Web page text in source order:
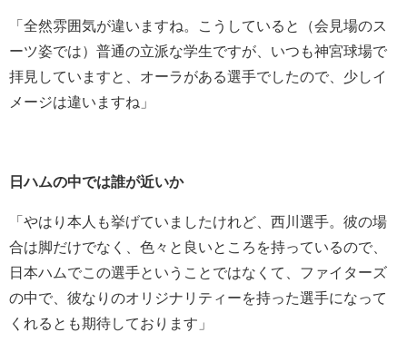
「全然雰囲気が違いますね。こうしていると（会見場のス
ーツ姿では）普通の立派な学生ですが、いつも神宮球場で
拝見していますと、オーラがある選手でしたので、少しイ
メージは違いますね」
日ハムの中では誰が近いか
「やはり本人も挙げていましたけれど、西川選手。彼の場
合は脚だけでなく、色々と良いところを持っているので、
日本ハムでこの選手ということではなくて、ファイターズ
の中で、彼なりのオリジナリティーを持った選手になって
くれるとも期待しております」